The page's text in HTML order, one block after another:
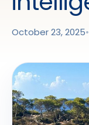
October 23, 2025•